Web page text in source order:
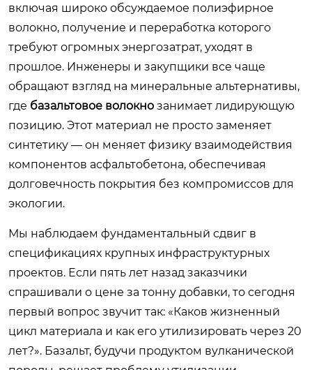
включая широко обсуждаемое полиэфирное
волокно, получение и переработка которого
требуют огромных энергозатрат, уходят в
прошлое. Инженеры и закупщики все чаще
обращают взгляд на минеральные альтернативы,
где базальтовое волокно занимает лидирующую
позицию. Этот материал не просто заменяет
синтетику — он меняет физику взаимодействия
компонентов асфальтобетона, обеспечивая
долговечность покрытия без компромиссов для
экологии.
Мы наблюдаем фундаментальный сдвиг в
спецификациях крупных инфраструктурных
проектов. Если пять лет назад заказчики
спрашивали о цене за тонну добавки, то сегодня
первый вопрос звучит так: «Каков жизненный
цикл материала и как его утилизировать через 20
лет?». Базальт, будучи продуктом вулканической